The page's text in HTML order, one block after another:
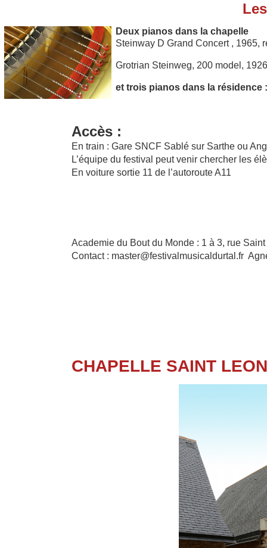
Deux pianos dans la chapelle
Steinway D Grand Concert , 1965,
Grotrian Steinweg, 200 model,
et trois pianos dans la résidence :
Accès :
En train : Gare SNCF Sablé sur Sarthe ou
L’équipe du festival peut venir chercher les
En voiture sortie 11 de l’autoroute A11
Academie du Bout du Monde : 1 à 3, rue
Contact : master@festivalmusicaldurtal.fr
CHAPELLE SAINT